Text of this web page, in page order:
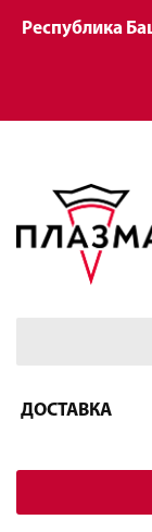
Республика
ДОСТАВКА